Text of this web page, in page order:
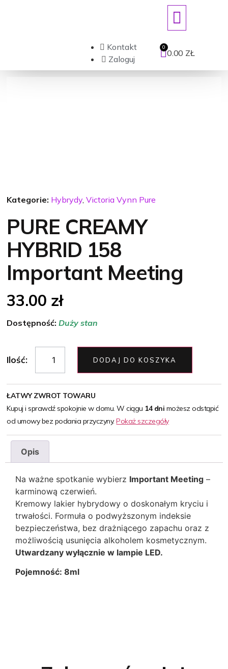
Kontakt
Zaloguj
0.00 ZŁ
Kategorie: Hybrydy,Victoria Vynn Pure
PURE CREAMY
HYBRID 158
Important Meeting
33.00 zł
Dostępność:Duży stan
Ilość: DODAJ DO KOSZYKA
ŁATWY ZWROT TOWARU
Kupuj i sprawdź spokojnie w domu. W ciągu 14 dni możesz odstąpić
od umowy bez podania przyczyny.Pokaż szczegóły
Opis
Na ważne spotkanie wybierz Important Meeting –
karminową czerwień.
Kremowy lakier hybrydowy o doskonałym kryciu i
trwałości. Formuła o podwyższonym indeksie
bezpieczeństwa, bez drażniącego zapachu oraz z
możliwością usunięcia alkoholem kosmetycznym.
Utwardzany wyłącznie w lampie LED.
Pojemność: 8ml